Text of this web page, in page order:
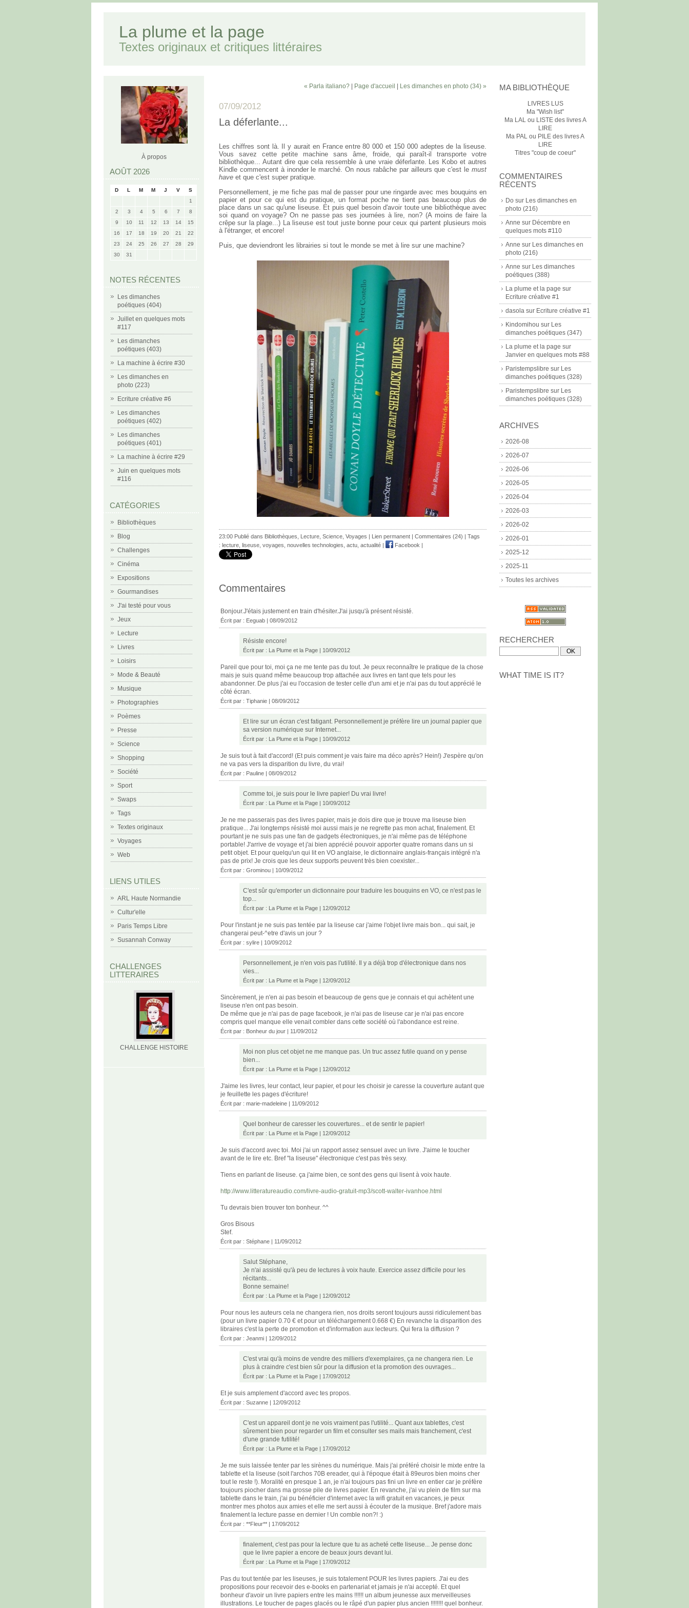
La plume et la page
Textes originaux et critiques littéraires
À propos
AOÛT 2026
D L M M J V
S
1
2
3 4 5 6 7
8
9
10 11 12 13 14
15
16
17 18 19 20 21
22
23
24 25 26 27 28
29
30
31
NOTES RÉCENTES
Les dimanches
poétiques (404)
Juillet en quelques mots
#117
Les dimanches
poétiques (403)
La machine à écrire #30
Les dimanches en
photo (223)
Ecriture créative #6
Les dimanches
poétiques (402)
Les dimanches
poétiques (401)
La machine à écrire #29
Juin en quelques mots
#116
CATÉGORIES
Bibliothèques
Blog
Challenges
Cinéma
Expositions
Gourmandises
J'ai testé pour vous
Jeux
Lecture
Livres
Loisirs
Mode & Beauté
Musique
Photographies
Poèmes
Presse
Science
Shopping
Société
Sport
Swaps
Tags
Textes originaux
Voyages
Web
LIENS UTILES
ARL Haute Normandie
Cultur'elle
Paris Temps Libre
Susannah Conway
CHALLENGES
LITTERAIRES
CHALLENGE HISTOIRE
MA BIBLIOTHÈQUE
LIVRES LUS
Ma "Wish list"
Ma LAL ou LISTE des livres A
LIRE
Ma PAL ou PILE des livres A
LIRE
Titres "coup de coeur"
COMMENTAIRES
RÉCENTS
Do sur Les dimanches en
photo (216)
Anne sur Décembre en
quelques mots #110
Anne sur Les dimanches en
photo (216)
Anne sur Les dimanches
poétiques (388)
La plume et la page sur
Ecriture créative #1
dasola sur Ecriture créative #1
Kindomihou sur Les
dimanches poétiques (347)
La plume et la page sur
Janvier en quelques mots #88
Paristempslibre sur Les
dimanches poétiques (328)
Paristempslibre sur Les
dimanches poétiques (328)
ARCHIVES
2026-08
2026-07
2026-06
2026-05
2026-04
2026-03
2026-02
2026-01
2025-12
2025-11
Toutes les archives
RECHERCHER
WHAT TIME IS IT?
« Parla italiano? Page d'accueil Les dimanches en photo (34) »
07/09/2012
La déferlante...
Les chiffres sont là. Il y aurait en France entre 80 000 et 150 000 adeptes de la liseuse.
Vous savez cette petite machine sans âme, froide, qui paraît-il transporte votre
bibliothèque... Autant dire que cela ressemble à une vraie déferlante. Les Kobo et autres
Kindle commencent à inonder le marché. On nous rabâche par ailleurs que c'est le must
have et que c'est super pratique.
Personnellement, je me fiche pas mal de passer pour une ringarde avec mes bouquins en
papier et pour ce qui est du pratique, un format poche ne tient pas beaucoup plus de
place dans un sac qu'une liseuse. Et puis quel besoin d'avoir toute une bibliothèque avec
soi quand on voyage? On ne passe pas ses journées à lire, non? (A moins de faire la
crêpe sur la plage...) La liseuse est tout juste bonne pour ceux qui partent plusieurs mois
à l'étranger, et encore!
Puis, que deviendront les librairies si tout le monde se met à lire sur une machine?
23:00 Publié dans Bibliothèques Lecture Science Voyages | Lien permanent | Commentaires (24) | Tags
: lecture liseuse voyages nouvelles technologies actu actualité | Facebook |
Commentaires
Bonjour.J'étais justement en train d'hésiter.J'ai jusqu'à présent résisté.
Écrit par : Eeguab | 08/09/2012
Résiste encore!
Écrit par : La Plume et la Page | 10/09/2012
Pareil que pour toi, moi ça ne me tente pas du tout. Je peux reconnaître le pratique de la chose
mais je suis quand même beaucoup trop attachée aux livres en tant que tels pour les
abandonner. De plus j'ai eu l'occasion de tester celle d'un ami et je n'ai pas du tout apprécié le
côté écran.
Écrit par : Tiphanie | 08/09/2012
Et lire sur un écran c'est fatigant. Personnellement je préfère lire un journal papier que
sa version numérique sur Internet...
Écrit par : La Plume et la Page | 10/09/2012
Je suis tout à fait d'accord! (Et puis comment je vais faire ma déco après? Hein!) J'espère qu'on
ne va pas vers la disparition du livre, du vrai!
Écrit par : Pauline | 08/09/2012
Comme toi, je suis pour le livre papier! Du vrai livre!
Écrit par : La Plume et la Page | 10/09/2012
Je ne me passerais pas des livres papier, mais je dois dire que je trouve ma liseuse bien
pratique... J'ai longtemps résisté moi aussi mais je ne regrette pas mon achat, finalement. Et
pourtant je ne suis pas une fan de gadgets électroniques, je n'ai même pas de téléphone
portable! J'arrive de voyage et j'ai bien apprécié pouvoir apporter quatre romans dans un si
petit objet. Et pour quelqu'un qui lit en VO anglaise, le dictionnaire anglais-français intégré n'a
pas de prix! Je crois que les deux supports peuvent très bien coexister...
Écrit par : Grominou | 10/09/2012
C'est sûr qu'emporter un dictionnaire pour traduire les bouquins en VO, ce n'est pas le
top...
Écrit par : La Plume et la Page | 12/09/2012
Pour l'instant je ne suis pas tentée par la liseuse car j'aime l'objet livre mais bon... qui sait, je
changerai peut-^etre d'avis un jour ?
Écrit par : sylire | 10/09/2012
Personnellement, je n'en vois pas l'utilité. Il y a déjà trop d'électronique dans nos
vies...
Écrit par : La Plume et la Page | 12/09/2012
Sincèrement, je n'en ai pas besoin et beaucoup de gens que je connais et qui achètent une
liseuse n'en ont pas besoin.
De même que je n'ai pas de page facebook, je n'ai pas de liseuse car je n'ai pas encore
compris quel manque elle venait combler dans cette société où l'abondance est reine.
Écrit par : Bonheur du jour | 11/09/2012
Moi non plus cet objet ne me manque pas. Un truc assez futile quand on y pense
bien...
Écrit par : La Plume et la Page | 12/09/2012
J'aime les livres, leur contact, leur papier, et pour les choisir je caresse la couverture autant que
je feuillette les pages d'écriture!
Écrit par : marie-madeleine | 11/09/2012
Quel bonheur de caresser les couvertures... et de sentir le papier!
Écrit par : La Plume et la Page | 12/09/2012
Je suis d'accord avec toi. Moi j'ai un rapport assez sensuel avec un livre. J'aime le toucher
avant de le lire etc. Bref "la liseuse" électronique c'est pas très sexy.
Tiens en parlant de liseuse. ça j'aime bien, ce sont des gens qui lisent à voix haute.
http://www.litteratureaudio.com/livre-audio-gratuit-mp3/scott-walter-ivanhoe.html
Tu devrais bien trouver ton bonheur. ^^
Gros Bisous
Stef.
Écrit par : Stéphane | 11/09/2012
Salut Stéphane,
Je n'ai assisté qu'à peu de lectures à voix haute. Exercice assez difficile pour les
récitants...
Bonne semaine!
Écrit par : La Plume et la Page | 12/09/2012
Pour nous les auteurs cela ne changera rien, nos droits seront toujours aussi ridiculement bas
(pour un livre papier 0.70 € et pour un téléchargement 0.668 €) En revanche la disparition des
libraires c'est la perte de promotion et d'information aux lecteurs. Qui fera la diffusion ?
Écrit par : Jeanmi | 12/09/2012
C'est vrai qu'à moins de vendre des milliers d'exemplaires, ça ne changera rien. Le
plus à craindre c'est bien sûr pour la diffusion et la promotion des ouvrages...
Écrit par : La Plume et la Page | 17/09/2012
Et je suis amplement d'accord avec tes propos.
Écrit par : Suzanne | 12/09/2012
C'est un appareil dont je ne vois vraiment pas l'utilité... Quant aux tablettes, c'est
sûrement bien pour regarder un film et consulter ses mails mais franchement, c'est
d'une grande futilité!
Écrit par : La Plume et la Page | 17/09/2012
Je me suis laissée tenter par les sirènes du numérique. Mais j'ai préféré choisir le mixte entre la
tablette et la liseuse (soit l'archos 70B ereader, qui à l'époque était à 89euros bien moins cher
tout le reste !). Moralité en presque 1 an, je n'ai toujours pas fini un livre en entier car je préfère
toujours piocher dans ma grosse pile de livres papier. En revanche, j'ai vu plein de film sur ma
tablette dans le train, j'ai pu bénéficier d'internet avec la wifi gratuit en vacances, je peux
montrer mes photos aux amies et elle me sert aussi à écouter de la musique. Bref j'adore mais
finalement la lecture passe en dernier ! Un comble non?! :)
Écrit par : **Fleur** | 17/09/2012
finalement, c'est pas pour la lecture que tu as acheté cette liseuse... Je pense donc
que le livre papier a encore de beaux jours devant lui.
Écrit par : La Plume et la Page | 17/09/2012
Pas du tout tentée par les liseuses, je suis totalement POUR les livres papiers. J'ai eu des
propositions pour recevoir des e-books en partenariat et jamais je n'ai accepté. Et quel
bonheur d'avoir un livre papiers entre les mains !!!!!! un album jeunesse aux merveilleuses
illustrations. Le toucher de pages glacés ou le râpé d'un papier plus ancien !!!!!!!! quel bonheur.